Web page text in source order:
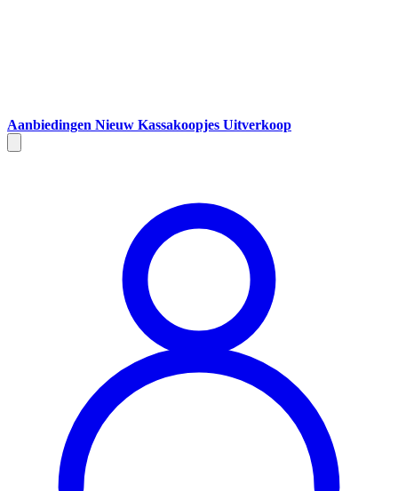
Aanbiedingen Nieuw Kassakoopjes Uitverkoop